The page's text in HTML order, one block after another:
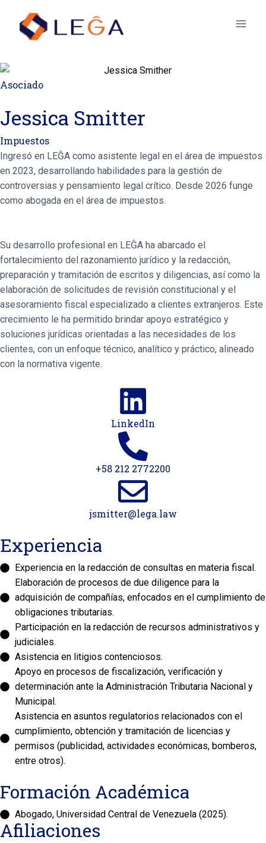
Asociado
Jessica Smitter
Impuestos
Ingresó en LEĜA como asistente legal en el área de impuestos
en 2023, desarrollando habilidades para la gestión de
controversias y pensamiento legal crítico. Desde 2026 funge
como abogada en el área de impuestos.
Su desarrollo profesional en LEĜA ha abarcado el
fortalecimiento del razonamiento jurídico y la redacción,
preparación y tramitación de escritos y diligencias, así como la
elaboración de solicitudes de revisión constitucional y el
asesoramiento fiscal especializado a clientes extranjeros. Este
crecimiento le ha permitido brindar apoyo estratégico y
soluciones jurídicas orientadas a las necesidades de los
clientes, con un enfoque técnico, analítico y práctico, alineado
con la normativa vigente.
LinkedIn
+58 212 2772200
jsmitter@lega.law
Experiencia
Experiencia en la redacción de consultas en materia fiscal.
Elaboración de procesos de due diligence para la
adquisición de compañías, enfocados en el cumplimiento de
obligaciones tributarias.
Participación en la redacción de recursos administrativos y
judiciales.
Asistencia en litigios contenciosos.
Apoyo en procesos de fiscalización, verificación y
determinación ante la Administración Tributaria Nacional y
Municipal.
Asistencia en asuntos regulatorios relacionados con el
cumplimiento, obtención y tramitación de licencias y
permisos (publicidad, actividades económicas, bomberos,
entre otros).
Formación Académica
Abogado, Universidad Central de Venezuela (2025).
Afiliaciones